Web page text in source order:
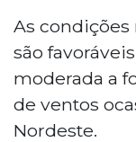
As
são
moderada a
de ventos
Nordeste.